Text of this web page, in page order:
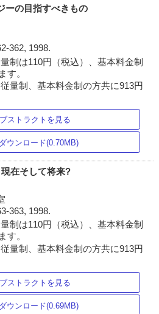
ーの目指すべきもの
362, 1998.
制は110円（税込）、基本料金制
す。
量制、基本料金制の方共に913円
ストラクトを見る
ウンロード(0.70MB)
在そして将来?
363, 1998.
制は110円（税込）、基本料金制
す。
量制、基本料金制の方共に913円
ストラクトを見る
ウンロード(0.69MB)